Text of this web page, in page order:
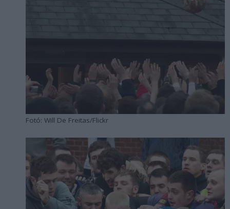
Fotó: Will De Freitas/Flickr